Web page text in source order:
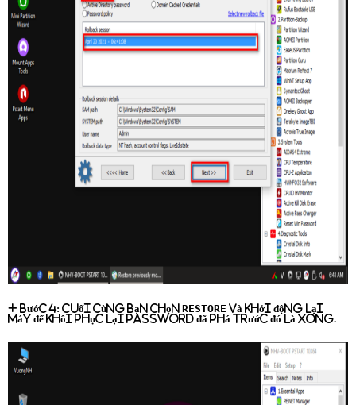
+ Bước 4: Cuối cùng bạn chọn RESTORE và khởi động lại
máy để khôi phục lại password đã phá trước đó là xong.